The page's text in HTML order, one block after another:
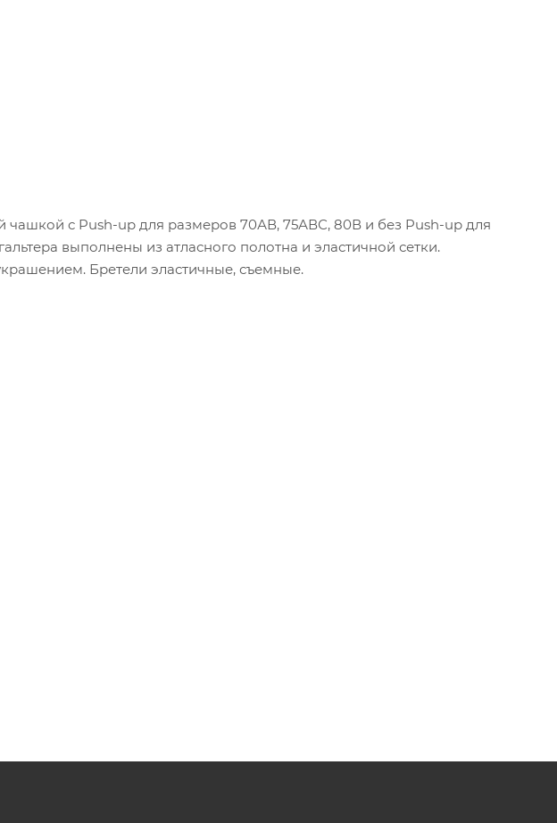
с Push-up для размеров 70АВ, 75АВС, 80В и без Push-up для
выполнены из атласного полотна и эластичной сетки.
Бретели эластичные, съемные.